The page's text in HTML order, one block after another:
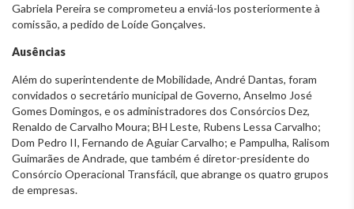
Gabriela Pereira se comprometeu a enviá-los posteriormente à
comissão, a pedido de Loíde Gonçalves.
Ausências
Além do superintendente de Mobilidade, André Dantas, foram
convidados o secretário municipal de Governo, Anselmo José
Gomes Domingos, e os administradores dos Consórcios Dez,
Renaldo de Carvalho Moura; BH Leste, Rubens Lessa Carvalho;
Dom Pedro II, Fernando de Aguiar Carvalho; e Pampulha, Ralisom
Guimarães de Andrade, que também é diretor-presidente do
Consórcio Operacional Transfácil, que abrange os quatro grupos
de empresas.